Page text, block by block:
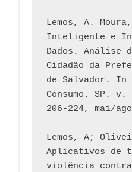
Lemos, A.
Inteligente e
Dados. Análise
Cidadão da
de Salvador. In
Consumo. SP.
206-224, mai/
Lemos, A;
Aplicativos de
violência contra